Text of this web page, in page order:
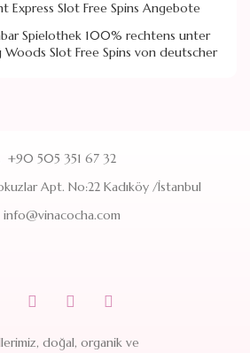
Express Slot Free Spins Angebote
Spielothek 100% rechtens unter
Woods Slot Free Spins von deutscher
+90 505 351 67 32
Apt. No:22 Kadıköy /İstanbul
info@vinacocha.com
doğal, organik ve